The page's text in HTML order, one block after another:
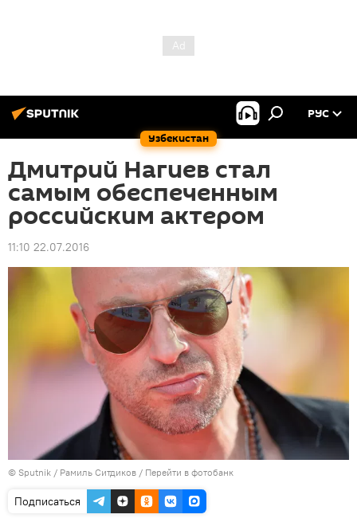
Узбекистан
РУС
Дмитрий Нагиев стал
самым обеспеченным
российским актером
11:10 22.07.2016
© Sputnik / Рамиль Ситдиков / Перейти в фотобанк
Подписаться